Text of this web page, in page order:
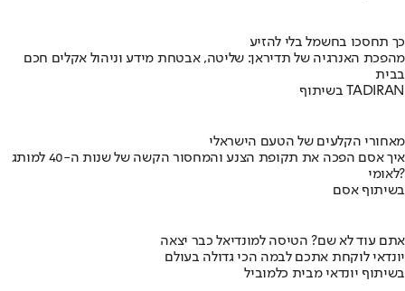
כך תחסכו בחשמל בלי להזיע
מהפכת האנרגיה של תדיראן: שליטה, אבטחת מידע וניהול אקלים חכם
בבית
בשיתוף TADIRAN
מאחורי הקלעים של הטעם הישראלי
איך אסם הפכה את תקופת הצנע והמחסור הקשה של שנות ה-40 למותג
לאומי?
בשיתוף אסם
אתם עוד לא שם? הטיסה למונדיאל כבר יצאה
יונדאי לוקחת אתכם לבמה הכי גדולה בעולם
בשיתוף יונדאי מבית כלמוביל